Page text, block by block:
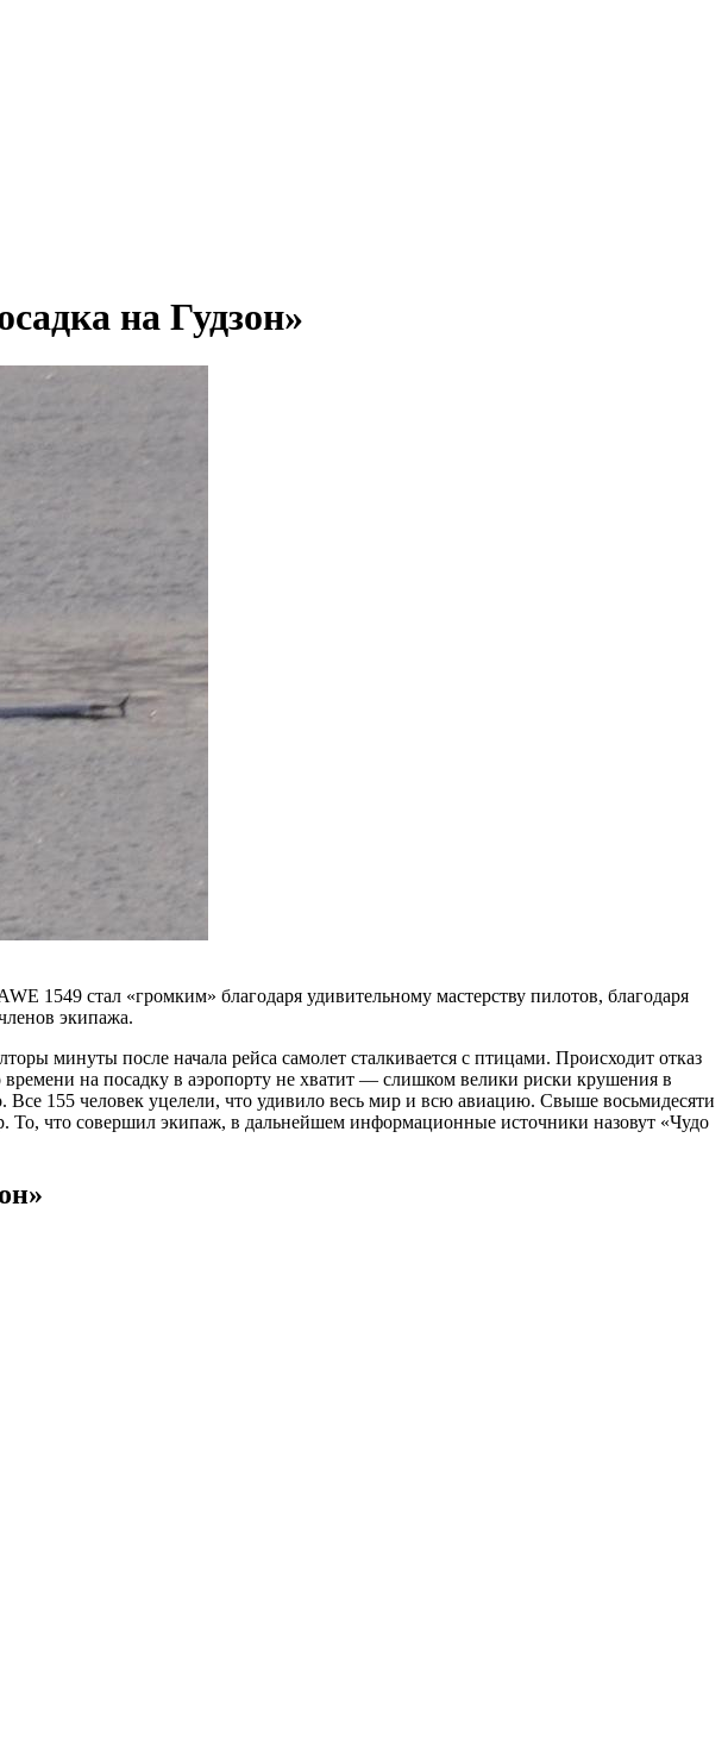
на Гудзон»
1549 стал «громким» благодаря удивительному мастерству пилотов, благодаря
экипажа.
минуты после начала рейса самолет сталкивается с птицами. Происходит отказ
на посадку в аэропорту не хватит — слишком велики риски крушения в
155 человек уцелели, что удивило весь мир и всю авиацию. Свыше восьмидесяти
То, что совершил экипаж, в дальнейшем информационные источники назовут «Чудо